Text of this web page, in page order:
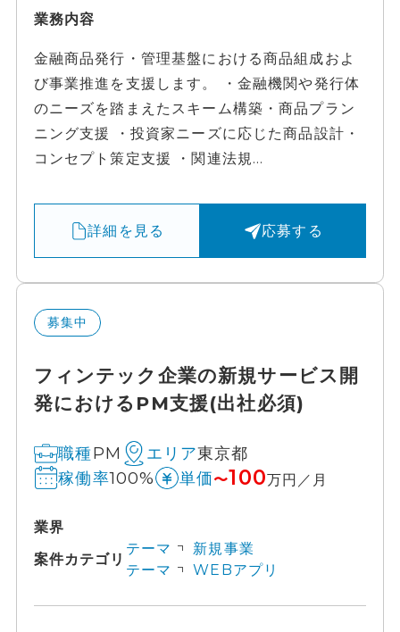
業務内容
金融商品発行・管理基盤における商品組成およ
び事業推進を支援します。 ・金融機関や発行体
のニーズを踏まえたスキーム構築・商品プラン
ニング支援 ・投資家ニーズに応じた商品設計・
コンセプト策定支援 ・関連法規...
詳細を見る 応募する
募集中
フィンテック企業の新規サービス開
発におけるPM支援(出社必須)
職種PM エリア東京都
稼働率100% 単価〜100万円／月
業界
案件カテゴリ
テーマ
新規事業
テーマ
WEBアプリ